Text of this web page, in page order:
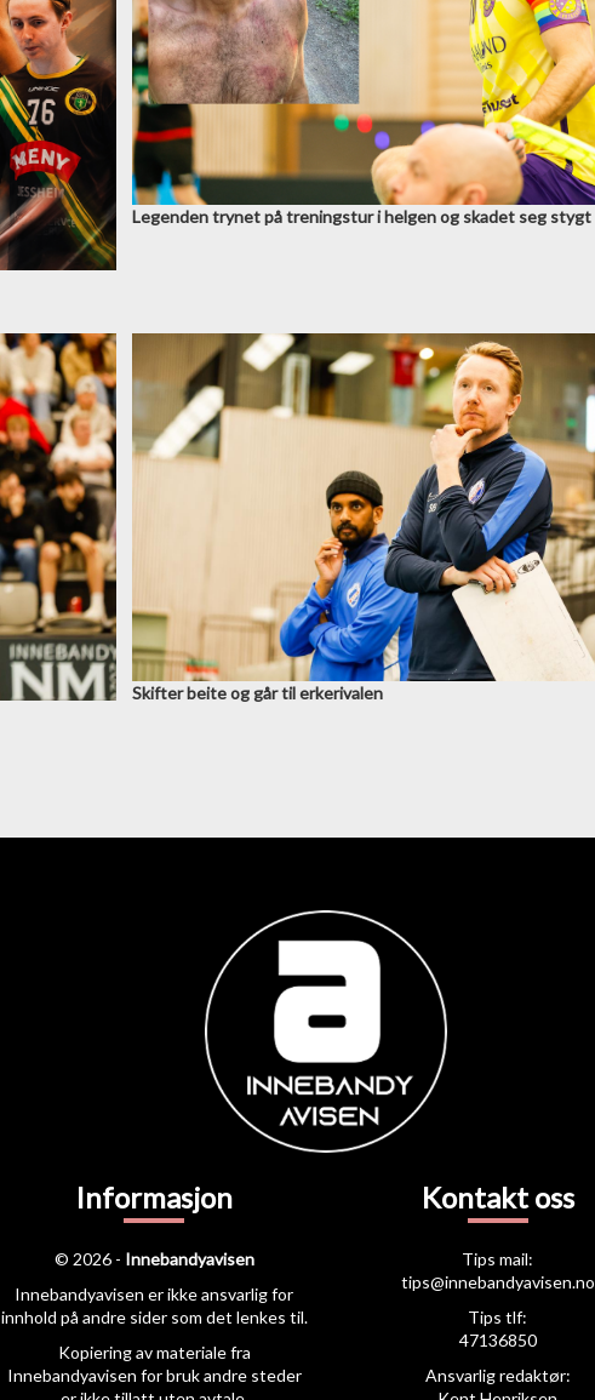
Legenden trynet på treningstur i helgen og skadet seg stygt
Skifter beite og går til erkerivalen
Informasjon
© 2026 - Innebandyavisen
Innebandyavisen er ikke ansvarlig for
innhold på andre sider som det lenkes til.
Kopiering av materiale fra
Innebandyavisen for bruk andre steder
Kontakt oss
Tips mail:
tips@innebandyavisen.no
Tips tlf:
47136850
Ansvarlig redaktør: